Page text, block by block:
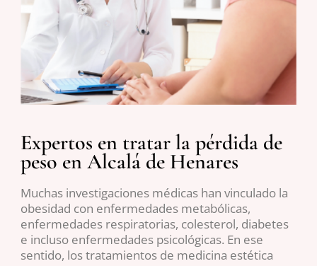
Expertos en tratar la pérdida de
peso en Alcalá de Henares
Muchas investigaciones médicas han vinculado la
obesidad con enfermedades metabólicas,
enfermedades respiratorias, colesterol, diabetes
e incluso enfermedades psicológicas. En ese
sentido, los tratamientos de medicina estética